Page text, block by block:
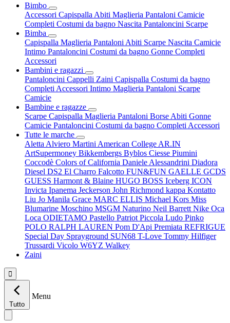
Bimbo
Accessori Capispalla Abiti Maglieria Pantaloni Camicie
Completi Costumi da bagno Nascita Pantaloncini Scarpe
Bimba
Capispalla Maglieria Pantaloni Abiti Scarpe Nascita Camicie
Intimo Pantaloncini Costumi da bagno Gonne Completi
Accessori
Bambini e ragazzi
Pantaloncini Cappelli Zaini Capispalla Costumi da bagno
Completi Accessori Intimo Maglieria Pantaloni Scarpe
Camicie
Bambine e ragazze
Scarpe Capispalla Maglieria Pantaloni Borse Abiti Gonne
Camicie Pantaloncini Costumi da bagno Completi Accessori
Tutte le marche
Aletta Alviero Martini American College AR.IN
ArtSupermoney Bikkembergs Byblos Ciesse Piumini
Coccodè Colors of California Daniele Alessandrini Diadora
Diesel DS2 El Charro Falcotto FUN&FUN GAELLE GCDS
GUESS Harmont & Blaine HUGO BOSS Iceberg ICON
Invicta Ipanema Jeckerson John Richmond kappa Kontatto
Liu Jo Manila Grace MARC ELLIS Michael Kors Miss
Blumarine Moschino MSGM Naturino Neil Barrett Nike Oca
Loca ODIETAMO Pastello Patriot Piccola Ludo Pinko
POLO RALPH LAUREN Pom D'Api Premiata REFRIGUE
Special Day Sprayground SUN68 T-Love Tommy Hilfiger
Trussardi Vicolo W6YZ Walkey
Zaini

Tutto
Menu